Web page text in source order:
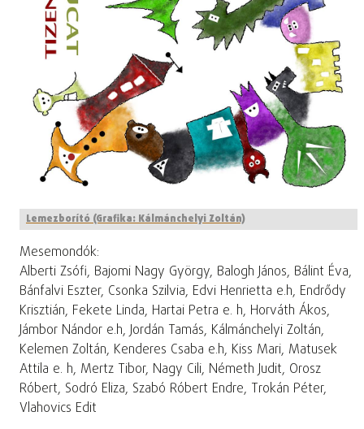
Lemezborító (Grafika: Kálmánchelyi Zoltán)
Mesemondók:
Alberti Zsófi, Bajomi Nagy György, Balogh János, Bálint Éva,
Bánfalvi Eszter, Csonka Szilvia, Edvi Henrietta e.h, Endrődy
Krisztián, Fekete Linda, Hartai Petra e. h, Horváth Ákos,
Jámbor Nándor e.h, Jordán Tamás, Kálmánchelyi Zoltán,
Kelemen Zoltán, Kenderes Csaba e.h, Kiss Mari, Matusek
Attila e. h, Mertz Tibor, Nagy Cili, Németh Judit, Orosz
Róbert, Sodró Eliza, Szabó Róbert Endre, Trokán Péter,
Vlahovics Edit